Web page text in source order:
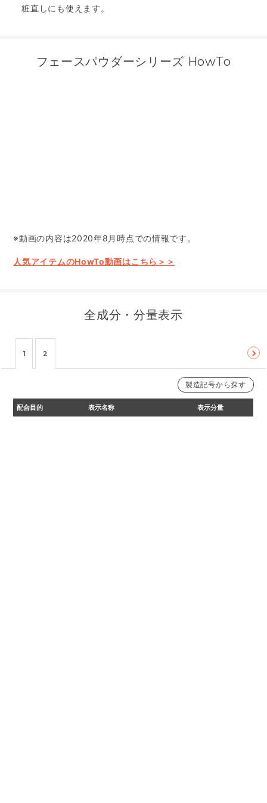
粧直しにも使えます。
フェースパウダーシリーズ HowTo
※動画の内容は2020年8月時点での情報です。
人気アイテムのHowTo動画はこちら＞＞
全成分・分量表示
1 2
製造記号から探す
【詰替用】製造記号21041の一部より変更 【本品】製造記号21041の一部より変更 【本品】製造記号21041の一部まで
配合目的 表示名称 表示分量